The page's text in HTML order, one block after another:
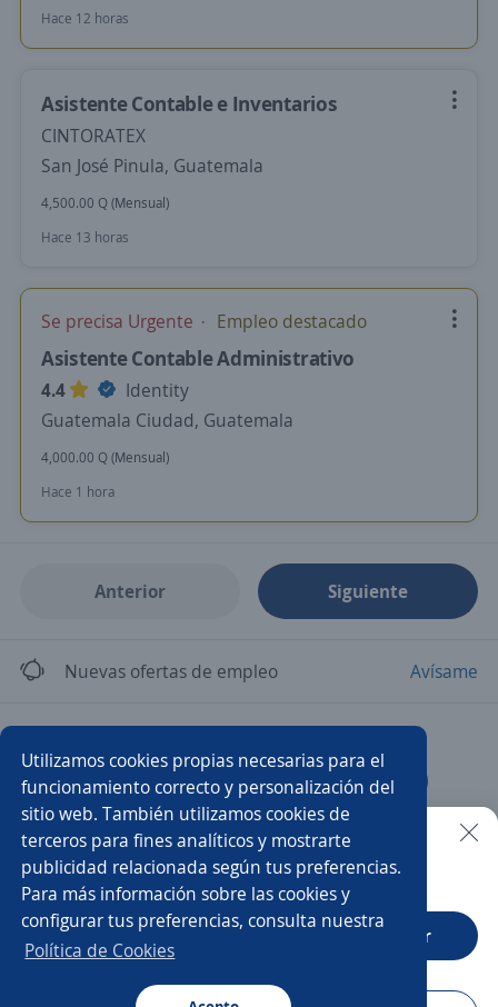
Utilizamos cookies propias necesarias para el
funcionamiento correcto y personalización del
sitio web. También utilizamos cookies de
terceros para fines analíticos y mostrarte
publicidad relacionada según tus preferencias.
Para más información sobre las cookies y
configurar tus preferencias, consulta nuestra
Política de Cookies
Hace 12 horas
Asistente Contable e Inventarios
CINTORATEX
San José Pinula, Guatemala
4,500.00 Q (Mensual)
Hace 13 horas
Se precisa Urgente Empleo destacado
Asistente Contable Administrativo
4.4
Identity
Guatemala Ciudad, Guatemala
4,000.00 Q (Mensual)
Hace 1 hora
Anterior Siguiente
Nuevas ofertas de empleo Avísame
Auxiliar en crédito y cobranza Auxiliar de cobranza
Auxiliar contable y administrativo Auxiliar de créditos
Auxiliar de auditoría Asistente/a contable
Auxiliar contable bilingüe
Buscar es más fácil en la app
CT App Abrir